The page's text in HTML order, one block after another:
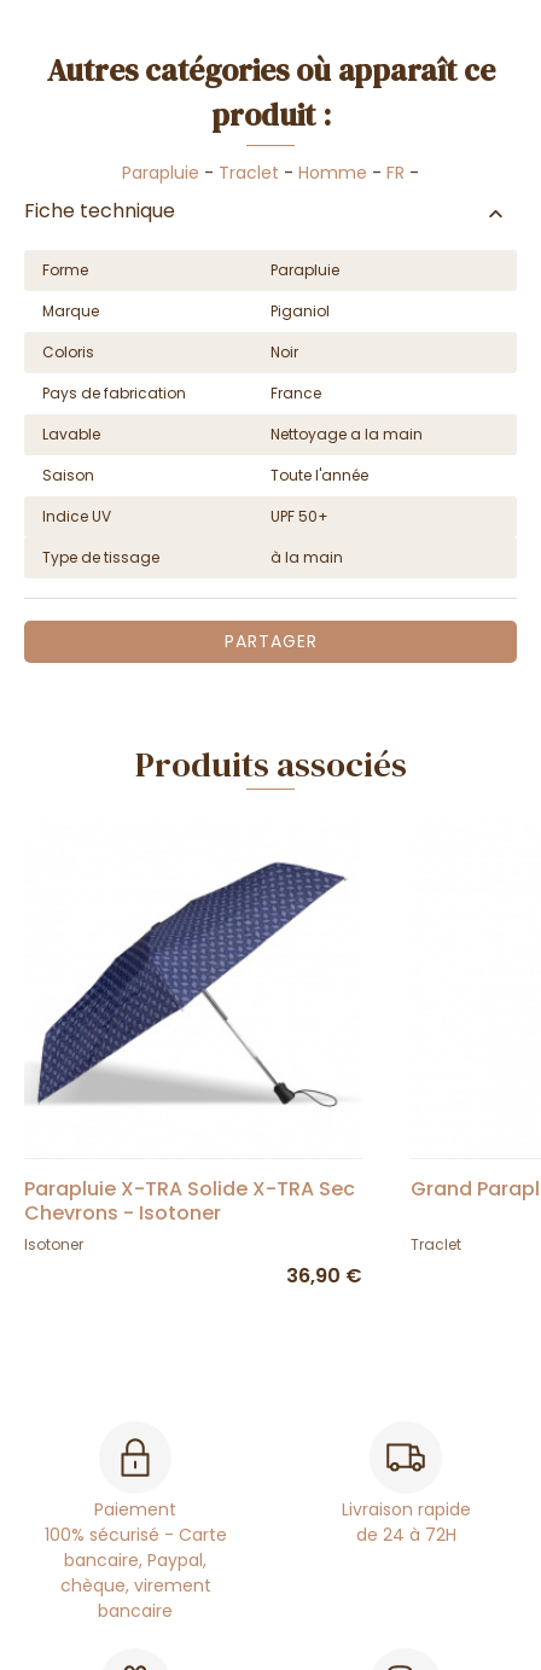
Autres catégories où apparaît ce
produit :
Parapluie - Traclet - Homme - FR -
Fiche technique
Forme
Parapluie
Marque
Piganiol
Coloris
Noir
Pays de fabrication
France
Lavable
Nettoyage a la main
Saison
Toute l'année
Indice UV
UPF 50+
Type de tissage
à la main
PARTAGER
Produits associés
Parapluie X-TRA Solide X-TRA Sec
Chevrons - Isotoner
Isotoner
36,90 €
Grand
Traclet
Paiement
100% sécurisé - Carte
bancaire, Paypal,
chèque, virement
bancaire
Livraison rapide
de 24 à 72H